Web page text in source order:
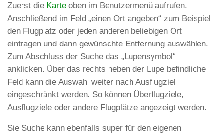
Zuerst die Karte oben im Benutzermenü aufrufen.
Anschließend im Feld „einen Ort angeben“ zum Beispiel
den Flugplatz oder jeden anderen beliebigen Ort
eintragen und dann gewünschte Entfernung auswählen.
Zum Abschluss der Suche das „Lupensymbol“
anklicken. Über das rechts neben der Lupe befindliche
Feld kann die Auswahl weiter nach Ausflugziel
eingeschränkt werden. So können Überflugziele,
Ausflugziele oder andere Flugplätze angezeigt werden.
Sie Suche kann ebenfalls super für den eigenen